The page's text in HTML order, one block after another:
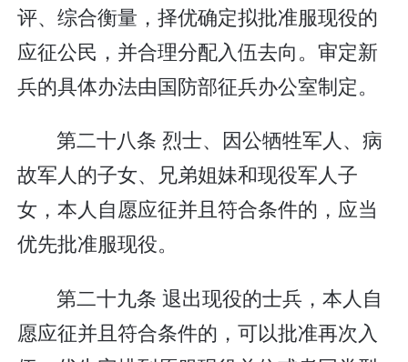
评、综合衡量，择优确定拟批准服现役的
应征公民，并合理分配入伍去向。审定新
兵的具体办法由国防部征兵办公室制定。
第二十八条 烈士、因公牺牲军人、病
故军人的子女、兄弟姐妹和现役军人子
女，本人自愿应征并且符合条件的，应当
优先批准服现役。
第二十九条 退出现役的士兵，本人自
愿应征并且符合条件的，可以批准再次入